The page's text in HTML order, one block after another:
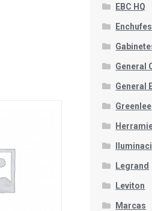
EBC HQ
General
General
Greenlee
Legrand
Leviton
Marcas